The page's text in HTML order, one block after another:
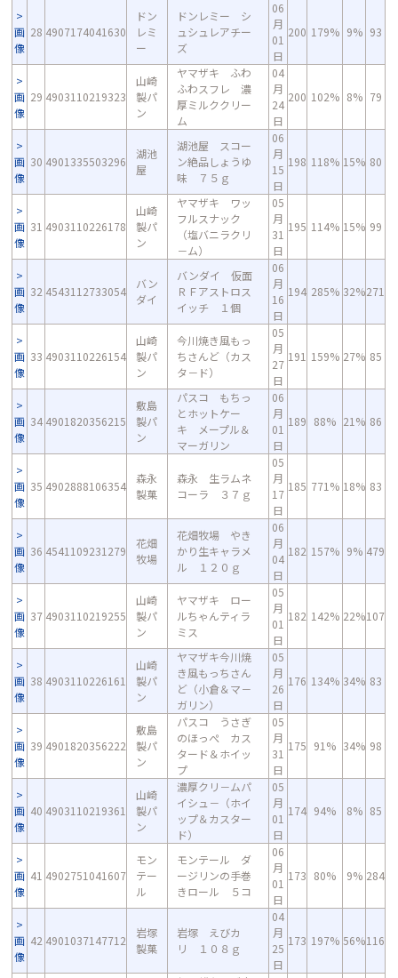
画
像
28 4907174041630
ドン
レミ
ー
ドンレミー シ
ュシュレアチー
ズ
06
月
01
日
200 179% 9% 93
画
像
29 4903110219323
山崎
製パ
ン
ヤマザキ ふわ
ふわスフレ 濃
厚ミルククリー
ム
04
月
24
日
200 102% 8% 79
画
像
30 4901335503296
湖池
屋
湖池屋 スコー
ン絶品しょうゆ
味 ７５ｇ
06
月
15
日
198 118% 15% 80
画
像
31 4903110226178
山崎
製パ
ン
ヤマザキ ワッ
フルスナック
（塩バニラクリ
－ム）
05
月
31
日
195 114% 15% 99
画
像
32 4543112733054
バン
ダイ
バンダイ 仮面
ＲＦアストロス
イッチ １個
06
月
16
日
194 285% 32%271
画
像
33 4903110226154
山崎
製パ
ン
今川焼き風もっ
ちさんど（カス
タ－ド）
05
月
27
日
191 159% 27% 85
画
像
34 4901820356215
敷島
製パ
ン
パスコ もちっ
とホットケー
キ メープル＆
マーガリン
06
月
01
日
189 88% 21% 86
画
像
35 4902888106354
森永
製菓
森永 生ラムネ
コーラ ３７ｇ
05
月
17
日
185 771% 18% 83
画
像
36 4541109231279
花畑
牧場
花畑牧場 やき
かり生キャラメ
ル １２０ｇ
06
月
04
日
182 157% 9% 479
画
像
37 4903110219255
山崎
製パ
ン
ヤマザキ ロー
ルちゃんティラ
ミス
05
月
01
日
182 142% 22%107
画
像
38 4903110226161
山崎
製パ
ン
ヤマザキ今川焼
き風もっちさん
ど（小倉＆マ－
ガリン）
05
月
26
日
176 134% 34% 83
画
像
39 4901820356222
敷島
製パ
ン
パスコ うさぎ
のほっぺ カス
タード＆ホイッ
プ
05
月
31
日
175 91% 34% 98
画
像
40 4903110219361
山崎
製パ
ン
濃厚クリ－ムパ
イシュ－（ホイ
ップ＆カスター
ド）
05
月
01
日
174 94% 8% 85
画
像
41 4902751041607
モン
テー
ル
モンテール ダ
ージリンの手巻
きロール ５コ
06
月
01
日
173 80% 9% 284
画
像
42 4901037147712
岩塚
製菓
岩塚 えびカ
リ １０８ｇ
04
月
25
日
173 197% 56%116